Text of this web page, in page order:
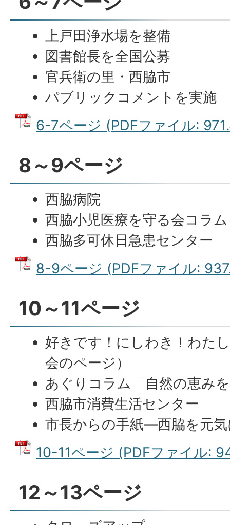
上戸田浄水場を整備
図書館長を全国公募
官兵衛の里・西脇市
パブリックコメントを実施
6-7ページ (PDFファイル:
8～9ページ
西脇病院
西脇小児医療を守る会コラム
西脇多可休日急患センター
8-9ページ (PDFファイル:
10～11ページ
好きです！にしわき！わた
会のページ）
あぐりコラム「自然の恵み
西脇市消費生活センター
市長からの手紙―西脇を元
10-11ページ (PDFファイル:
12～13ページ